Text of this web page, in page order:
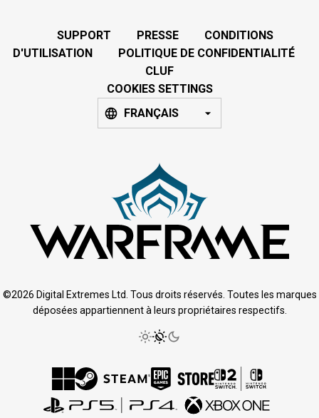
SUPPORT PRESSE
CONDITIONS
D'UTILISATION
POLITIQUE DE CONFIDENTIALITÉ
CLUF
COOKIES SETTINGS
FRANÇAIS
©2026 Digital Extremes Ltd. Tous droits réservés. Toutes les marques
déposées appartiennent à leurs propriétaires respectifs.